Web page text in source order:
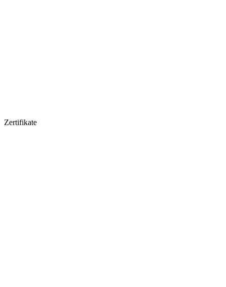
Zertifikate